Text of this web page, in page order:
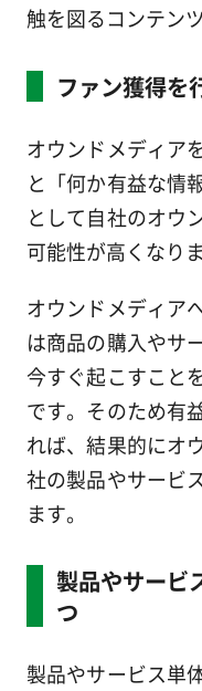
触を図るコンテン
ファン獲得を
オウンドメディア
と「何か有益な情
として自社のオウ
可能性が高くなりま
オウンドメディア
は商品の購入やサ
今すぐ起こすこと
です。そのため有
れば、結果的にオ
社の製品やサービ
ます。
製品やサービ
つ
製品やサービス単